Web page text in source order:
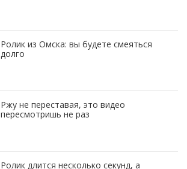
Ролик из Омска: вы будете смеяться
долго
Ржу не переставая, это видео
пересмотришь не раз
Ролик длится несколько секунд, а